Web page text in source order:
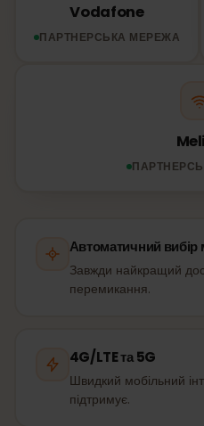
Vodafone
ПАРТНЕРСЬКА МЕРЕЖА
Автоматичний вибір
Завжди найкращий
перемикання.
4G/LTE та 5G
Швидкий мобільний
підтримує.